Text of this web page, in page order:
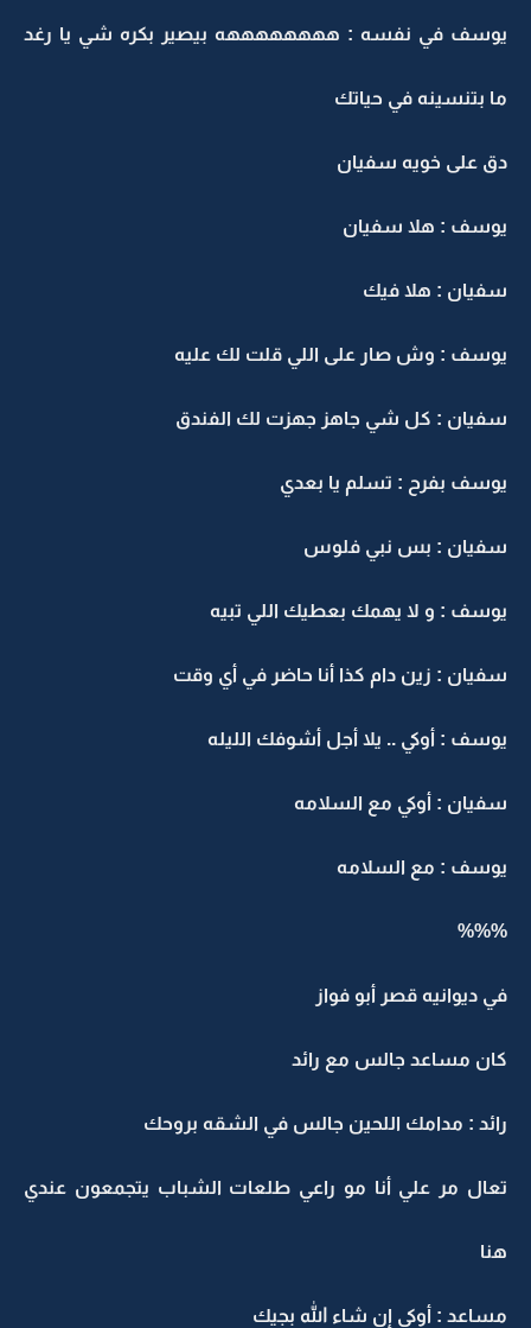
يوسف في نفسه : ههههههههه بيصير بكره شي يا رغد
ما بتنسينه في حياتك
دق على خويه سفيان
يوسف : هلا سفيان
سفيان : هلا فيك
يوسف : وش صار على اللي قلت لك عليه
سفيان : كل شي جاهز جهزت لك الفندق
يوسف بفرح : تسلم يا بعدي
سفيان : بس نبي فلوس
يوسف : و لا يهمك بعطيك اللي تبيه
سفيان : زين دام كذا أنا حاضر في أي وقت
يوسف : أوكي .. يلا أجل أشوفك الليله
سفيان : أوكي مع السلامه
يوسف : مع السلامه
%%%
في ديوانيه قصر أبو فواز
كان مساعد جالس مع رائد
رائد : مدامك اللحين جالس في الشقه بروحك
تعال مر علي أنا مو راعي طلعات الشباب يتجمعون عندي
هنا
مساعد : أوكي إن شاء الله بجيك